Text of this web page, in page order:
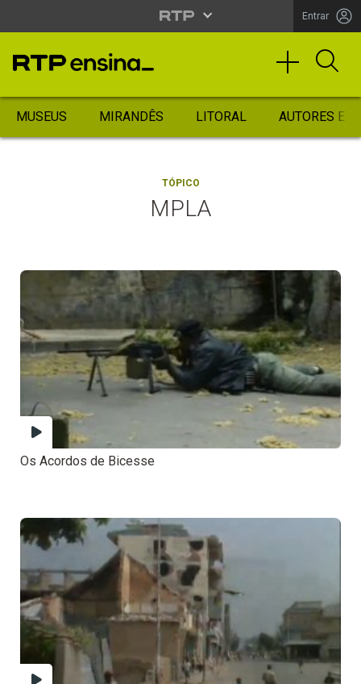
Entrar
MUSEUS MIRANDÊS LITORAL AUTORES
TÓPICO
MPLA
Os Acordos de Bicesse